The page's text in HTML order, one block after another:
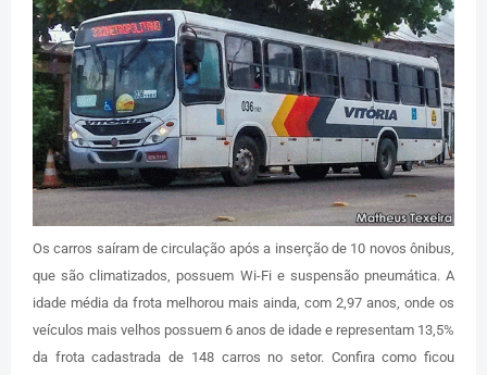
Os carros saíram de circulação após a inserção de 10 novos ônibus,
que são climatizados, possuem Wi-Fi e suspensão pneumática. A
idade média da frota melhorou mais ainda, com 2,97 anos, onde os
veículos mais velhos possuem 6 anos de idade e representam 13,5%
da frota cadastrada de 148 carros no setor. Confira como ficou